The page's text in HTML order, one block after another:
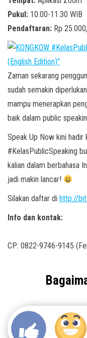
Pukul: 10.00-11.30 WIB
Pendaftaran: Rp
Zaman sekarang
sudah semakin
mampu menerapkan
baik dalam public
Speak Up Now kini
#KelasPublicSpeaking
kalian dalam berbahasa
jadi makin lancar!
Silakan daftar di http://
Info dan kontak:
CP: 0822-9746-9145